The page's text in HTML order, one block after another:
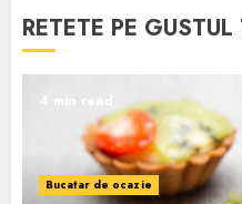
RETETE PE GUSTUL
4 min read
Bucatar de ocazie